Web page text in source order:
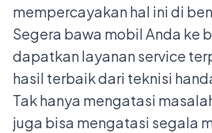
mempercayakan hal ini di
Segera bawa mobil Anda ke
dapatkan layanan service
hasil terbaik dari teknisi
Tak hanya mengatasi
juga bisa mengatasi segala